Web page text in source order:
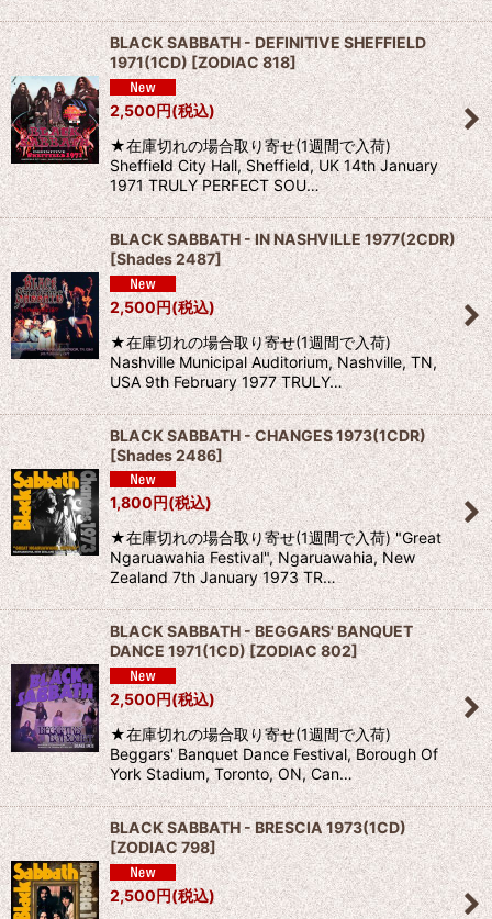
BLACK SABBATH - DEFINITIVE SHEFFIELD
1971(1CD) [ZODIAC 818]
2,500円(税込)
★在庫切れの場合取り寄せ(1週間で入荷)
Sheffield City Hall, Sheffield, UK 14th January
1971 TRULY PERFECT SOU…
BLACK SABBATH - IN NASHVILLE 1977(2CDR)
[Shades 2487]
2,500円(税込)
★在庫切れの場合取り寄せ(1週間で入荷)
Nashville Municipal Auditorium, Nashville, TN,
USA 9th February 1977 TRULY…
BLACK SABBATH - CHANGES 1973(1CDR)
[Shades 2486]
1,800円(税込)
★在庫切れの場合取り寄せ(1週間で入荷) "Great
Ngaruawahia Festival", Ngaruawahia, New
Zealand 7th January 1973 TR…
BLACK SABBATH - BEGGARS' BANQUET
DANCE 1971(1CD)[ZODIAC 802]
2,500円(税込)
★在庫切れの場合取り寄せ(1週間で入荷)
Beggars' Banquet Dance Festival, Borough Of
York Stadium, Toronto, ON, Can…
BLACK SABBATH - BRESCIA 1973(1CD)
[ZODIAC 798]
2,500円(税込)